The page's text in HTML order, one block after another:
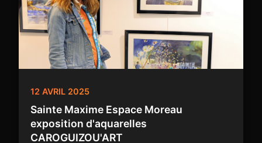
12 AVRIL 2025
Sainte Maxime Espace Moreau
exposition d'aquarelles
CAROGUIZOU'ART